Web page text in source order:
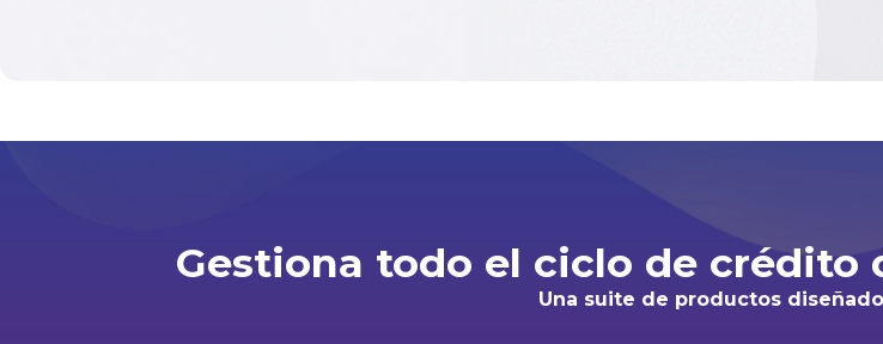
Gestiona todo el ciclo de crédito
Una suite de productos